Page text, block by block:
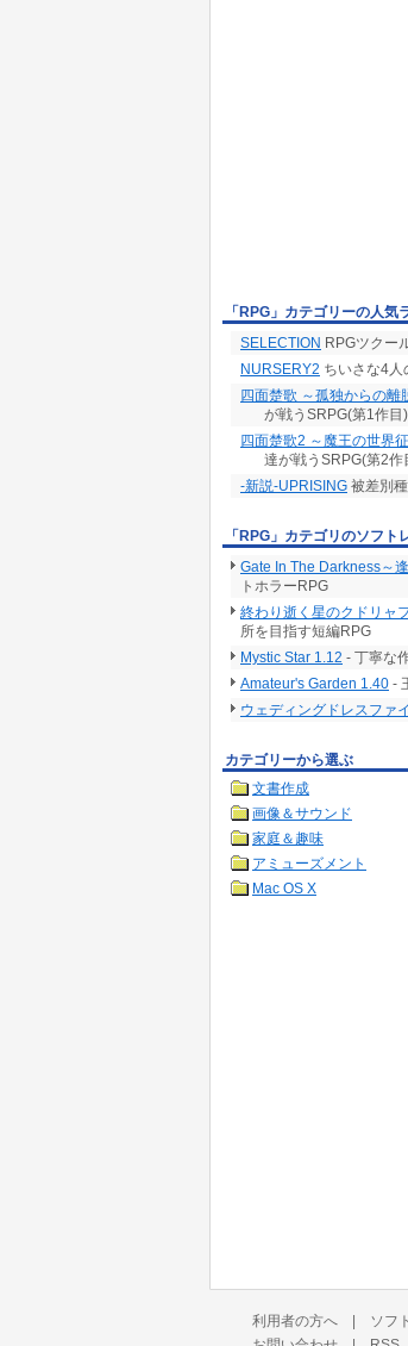
「RPG」カテゴリーの人気
SELECTION RPGツクー
NURSERY2 ちいさな4人
四面楚歌 ～孤独からの離
が戦うSRPG(第1作目)
四面楚歌2 ～魔王の世界
達が戦うSRPG(第2作
-新説-UPRISING 被差別
「RPG」カテゴリのソフト
Gate In The Darkness～
トホラーRPG
終わり逝く星のクドリャ
所を目指す短編RPG
Mystic Star 1.12 - 丁寧な
Amateur's Garden 1.40 -
ウェディングドレスファ
カテゴリーから選ぶ
文書作成
画像＆サウンド
家庭＆趣味
アミューズメント
Mac OS X
利用者の方へ | ソフ